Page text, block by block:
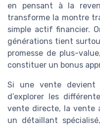
en pensant à la
transforme la montre
simple actif financier.
générations tient
promesse de plus-
constituer un bonus
Si une vente devient
d’explorer les
vente directe, la vente
un détaillant